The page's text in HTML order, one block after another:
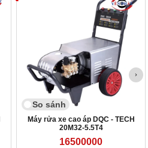
So sánh
Máy rửa xe cao áp DQC - TECH
20M32-5.5T4
16500000